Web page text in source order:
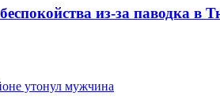
из-за паводка в